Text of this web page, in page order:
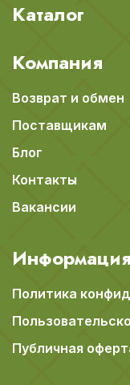
Каталог
Компания
Возврат и обмен
Поставщикам
Блог
Контакты
Вакансии
Информация
Политика
Публичная